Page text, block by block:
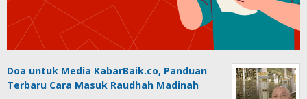
Doa untuk Media KabarBaik.co, Panduan
Terbaru Cara Masuk Raudhah Madinah